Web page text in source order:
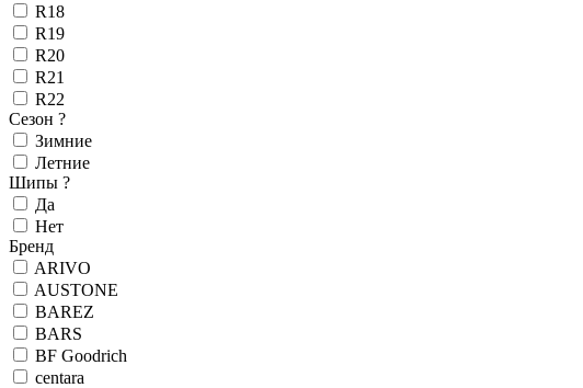
R18
R19
R20
R21
R22
Сезон ?
Зимние
Летние
Шипы ?
Да
Нет
Бренд
ARIVO
AUSTONE
BAREZ
BARS
BF Goodrich
centara